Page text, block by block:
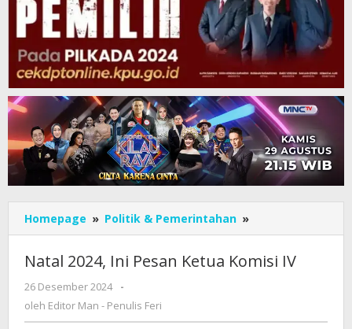
Homepage » Politik & Pemerintahan »
2024,
Pesan
Natal 2024, Ini Pesan Ketua Komisi IV
26 Desember 2024
oleh
Editor
-
oleh Editor Man - Penulis Feri